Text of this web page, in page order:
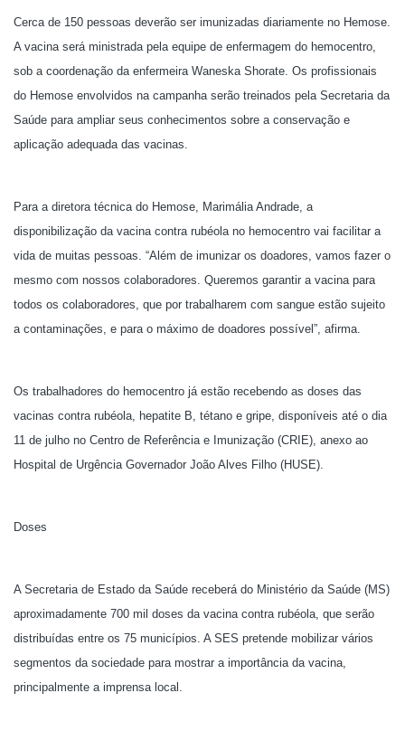
Cerca de 150 pessoas deverão ser imunizadas diariamente no Hemose.
A vacina será ministrada pela equipe de enfermagem do hemocentro,
sob a coordenação da enfermeira Waneska Shorate. Os profissionais
do Hemose envolvidos na campanha serão treinados pela Secretaria da
Saúde para ampliar seus conhecimentos sobre a conservação e
aplicação adequada das vacinas.
Para a diretora técnica do Hemose, Marimália Andrade, a
disponibilização da vacina contra rubéola no hemocentro vai facilitar a
vida de muitas pessoas. “Além de imunizar os doadores, vamos fazer o
mesmo com nossos colaboradores. Queremos garantir a vacina para
todos os colaboradores, que por trabalharem com sangue estão sujeito
a contaminações, e para o máximo de doadores possível”, afirma.
Os trabalhadores do hemocentro já estão recebendo as doses das
vacinas contra rubéola, hepatite B, tétano e gripe, disponíveis até o dia
11 de julho no Centro de Referência e Imunização (CRIE), anexo ao
Hospital de Urgência Governador João Alves Filho (HUSE).
Doses
A Secretaria de Estado da Saúde receberá do Ministério da Saúde (MS)
aproximadamente 700 mil doses da vacina contra rubéola, que serão
distribuídas entre os 75 municípios. A SES pretende mobilizar vários
segmentos da sociedade para mostrar a importância da vacina,
principalmente a imprensa local.